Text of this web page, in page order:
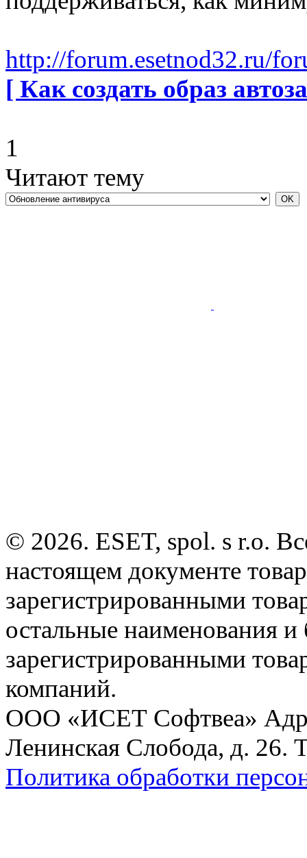
http://forum.esetnod32.ru/
[ Как создать образ
1
Читают тему
© 2026. ESET, spol. s r.o.
настоящем документе
зарегистрированными
остальные наименования
зарегистрированными
компаний.
ООО «ИСЕТ Софтвеа»
Ленинская Слобода, д. 26.
Политика обработки